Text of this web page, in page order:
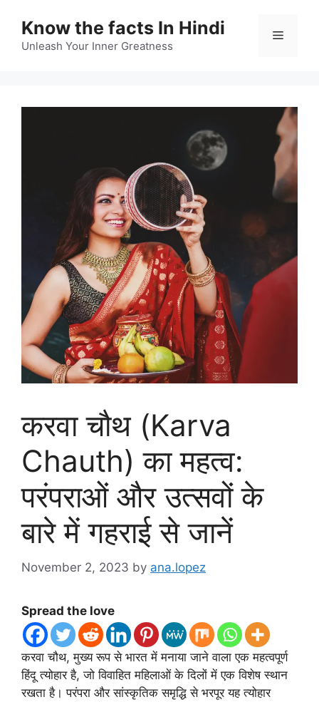
content
Know the facts In Hindi
Unleash Your Inner Greatness
Menu
करवा चौथ (Karva
Chauth) का महत्व:
परंपराओं और उत्सवों के
बारे में गहराई से जानें
November 2, 2023 by ana.lopez
Spread the love
करवा चौथ, मुख्य रूप से भारत में मनाया जाने वाला एक महत्वपूर्ण
हिंदू त्योहार है, जो विवाहित महिलाओं के दिलों में एक विशेष स्थान
रखता है। परंपरा और सांस्कृतिक समृद्धि से भरपूर यह त्योहार